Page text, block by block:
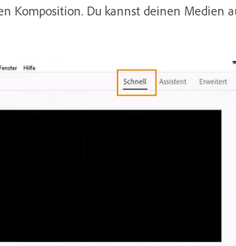
Komposition. Du kannst deinen Medien